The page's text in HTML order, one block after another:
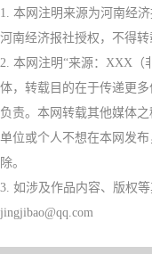
1. 本网注明来源为河南经
河南经济报社授权，不得转
2. 本网注明“来源：XXX（
体，转载目的在于传递更
负责。本网转载其他媒体
单位或个人不想在本网发
除。
3. 如涉及作品内容、版权
jingjibao@qq.com